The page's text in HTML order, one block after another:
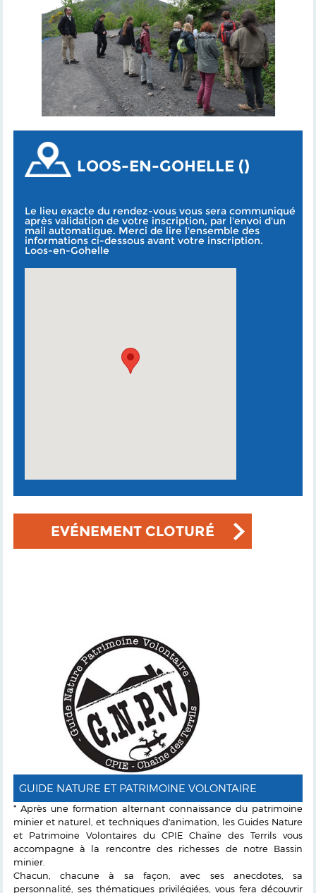
LOOS-EN-GOHELLE ()
Le lieu exacte du rendez-vous vous sera communiqué
après validation de votre inscription, par l'envoi d'un
mail automatique. Merci de lire l'ensemble des
informations ci-dessous avant votre inscription.
Loos-en-Gohelle
EVÉNEMENT CLOTURÉ
GUIDE NATURE ET PATRIMOINE VOLONTAIRE
* Après une formation alternant connaissance du patrimoine
minier et naturel, et techniques d'animation, les Guides Nature
et Patrimoine Volontaires du CPIE Chaîne des Terrils vous
accompagne à la rencontre des richesses de notre Bassin
minier.
Chacun, chacune à sa façon, avec ses anecdotes, sa
personnalité, ses thématiques privilégiées, vous fera découvrir